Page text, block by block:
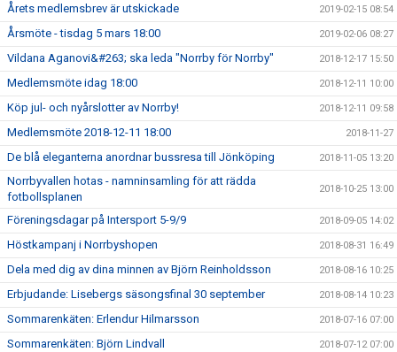
Årets medlemsbrev är utskickade 2019-02-15 08:54
Årsmöte - tisdag 5 mars 18:00 2019-02-06 08:27
Vildana Aganovi&#263; ska leda "Norrby för Norrby" 2018-12-17 15:50
Medlemsmöte idag 18:00 2018-12-11 10:00
Köp jul- och nyårslotter av Norrby! 2018-12-11 09:58
Medlemsmöte 2018-12-11 18:00 2018-11-27
De blå eleganterna anordnar bussresa till Jönköping 2018-11-05 13:20
Norrbyvallen hotas - namninsamling för att rädda
fotbollsplanen
2018-10-25 13:00
Föreningsdagar på Intersport 5-9/9 2018-09-05 14:02
Höstkampanj i Norrbyshopen 2018-08-31 16:49
Dela med dig av dina minnen av Björn Reinholdsson 2018-08-16 10:25
Erbjudande: Lisebergs säsongsfinal 30 september 2018-08-14 10:23
Sommarenkäten: Erlendur Hilmarsson 2018-07-16 07:00
Sommarenkäten: Björn Lindvall 2018-07-12 07:00